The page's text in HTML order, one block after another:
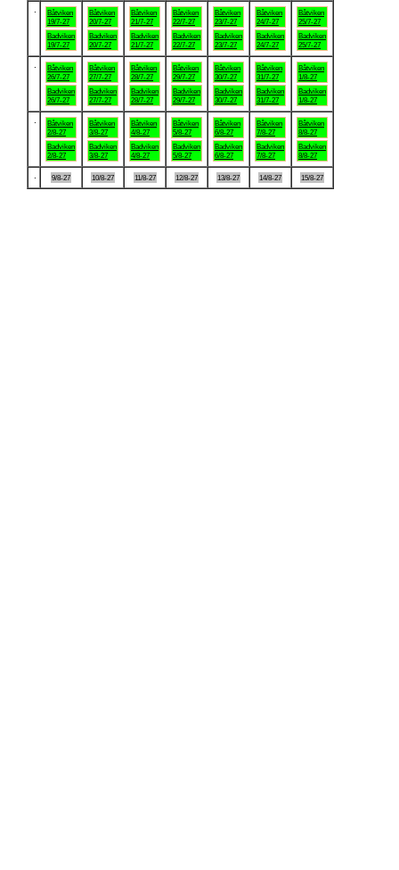
Båtviken
19/7-27
Badviken
19/7-27
Båtviken
20/7-27
Badviken
20/7-27
Båtviken
21/7-27
Badviken
21/7-27
Båtviken
22/7-27
Badviken
22/7-27
Båtviken
23/7-27
Badviken
23/7-27
Båtviken
24/7-27
Badviken
24/7-27
Båtviken
25/7-27
Badviken
25/7-27
Båtviken
26/7-27
Badviken
26/7-27
Båtviken
27/7-27
Badviken
27/7-27
Båtviken
28/7-27
Badviken
28/7-27
Båtviken
29/7-27
Badviken
29/7-27
Båtviken
30/7-27
Badviken
30/7-27
Båtviken
31/7-27
Badviken
31/7-27
Båtviken
1/8-27
Badviken
1/8-27
Båtviken
2/8-27
Badviken
2/8-27
Båtviken
3/8-27
Badviken
3/8-27
Båtviken
4/8-27
Badviken
4/8-27
Båtviken
5/8-27
Badviken
5/8-27
Båtviken
6/8-27
Badviken
6/8-27
Båtviken
7/8-27
Badviken
7/8-27
Båtviken
8/8-27
Badviken
8/8-27
9/8-27 10/8-27 11/8-27 12/8-27 13/8-27 14/8-27 15/8-27